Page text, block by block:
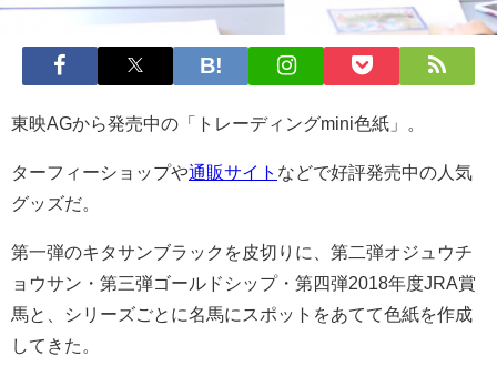
東映AGから発売中の「トレーディングmini色紙」。
ターフィーショップや通販サイト などで好評発売中の人気
グッズだ。
第一弾のキタサンブラックを皮切りに、第二弾オジュウチ
ョウサン・第三弾ゴールドシップ・第四弾2018年度JRA賞
馬と、シリーズごとに名馬にスポットをあてて色紙を作成
してきた。